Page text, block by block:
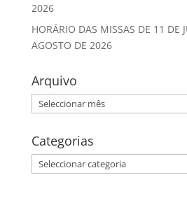
2026
HORÁRIO DAS MISSAS DE 11 DE
AGOSTO DE 2026
Arquivo
Arquivo
Categorias
Categorias